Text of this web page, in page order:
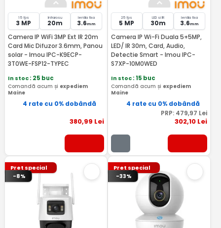
15 fps
3 MP
Infrarosu
20m
lentila fixa
3.6mm
Camera IP WiFi 3MP Ext IR 20m
Card Mic Difuzor 3.6mm, Panou
solar - Imou IPC-K9ECP-
3T0WE-FSP12-TYPEC
In stoc: 25 buc
Comandă acum și expediem
Maine
4 rate cu 0% dobândă
380,99 Lei
25 fps
5 MP
LED si IR
30m
lentila fixa
3.6mm
Camera IP Wi-Fi Duala 5+5MP,
LED/ IR 30m, Card, Audio,
Detectie Smart - Imou IPC-
S7XP-10M0WED
In stoc: 15 buc
Comandă acum și expediem
Maine
4 rate cu 0% dobândă
PRP: 479,97 Lei
302,10 Lei
Pret special
-8%
Pret special
-33%